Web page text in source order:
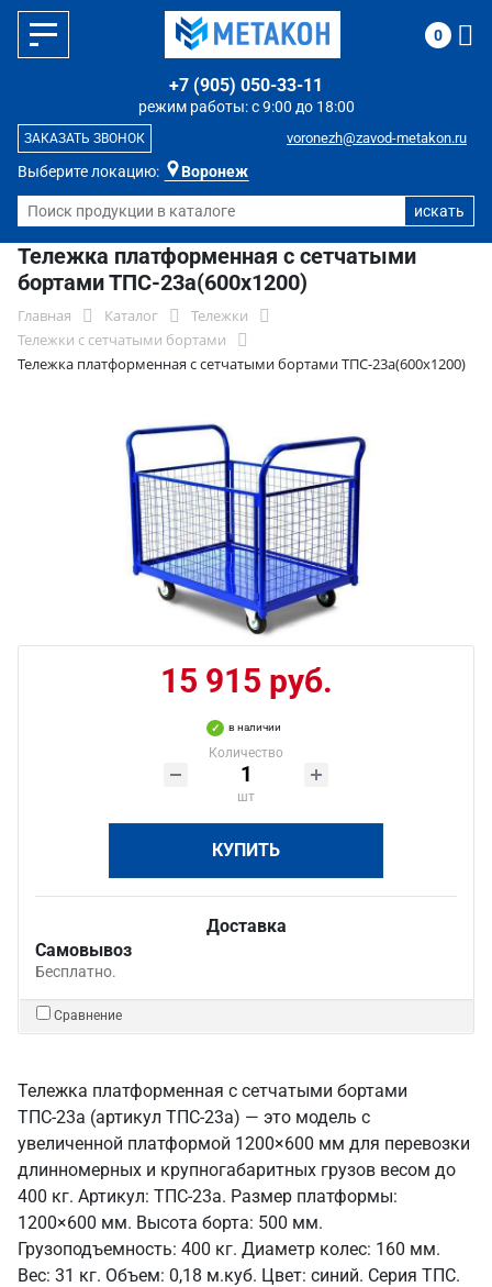
Выберите локацию: Воронеж
режим работы: с 9:00 до 18:00
+7 (905) 050-33-11
voronezh@zavod-metakon.ru
ЗАКАЗАТЬ ЗВОНОК
0
Тележка платформенная с сетчатыми
бортами ТПС-23а(600х1200)
Главная Каталог
Тележки
Тележки с сетчатыми бортами
Тележка платформенная с сетчатыми бортами ТПС-23а(600х1200)
15 915 руб.
в наличии
Количество
шт
КУПИТЬ
Доставка
Самовывоз
Бесплатно.
Сравнение
Тележка платформенная с сетчатыми бортами
ТПС-23а (артикул ТПС-23а) — это модель с
увеличенной платформой 1200×600 мм для перевозки
длинномерных и крупногабаритных грузов весом до
400 кг. Артикул: ТПС-23а. Размер платформы:
1200×600 мм. Высота борта: 500 мм.
Грузоподъемность: 400 кг. Диаметр колес: 160 мм.
Вес: 31 кг. Объем: 0,18 м.куб. Цвет: синий. Серия ТПС.